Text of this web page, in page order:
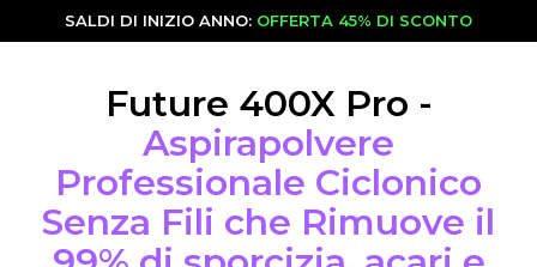
SALDI DI INIZIO ANNO: OFFERTA 45% DI SCONTO
Future 400X Pro -
Aspirapolvere
Professionale Ciclonico
Senza Fili che Rimuove il